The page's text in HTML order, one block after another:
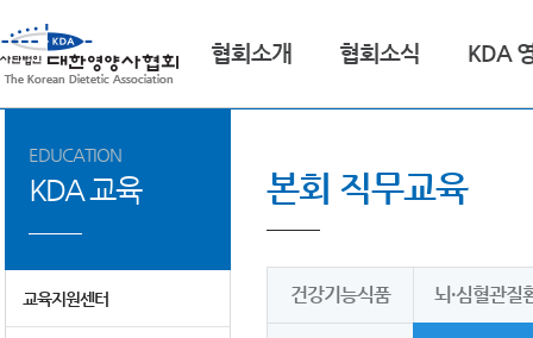
협회소개 협회소식 KDA
EDUCATION
KDA 교육
교육지원센터
본회 직무교육
건강기능식품 뇌·심혈관질